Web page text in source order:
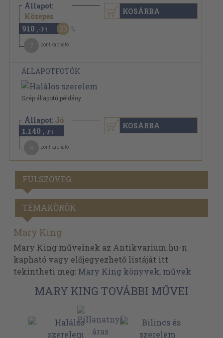
Állapot:
Közepes
1.140 Ft
910 ,-Ft 20
pont kapható
KOSÁRBA
ÁLLAPOTFOTÓK
Szép állapotú példány.
Állapot: Jó
1.140 ,-Ft
pont kapható
KOSÁRBA
FÜLSZÖVEG
TÉMAKÖRÖK
Mary King
Mary King műveinek az Antikvarium.hu-n
kapható vagy előjegyezhető listáját itt
tekintheti meg: Mary King könyvek, művek
MARY KING TOVÁBBI MŰVEI